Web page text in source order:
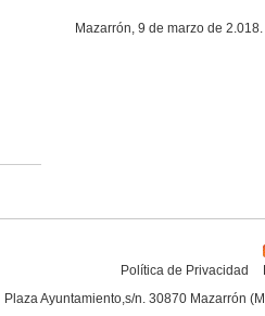
Mazarrón, 9 de marzo de 2.018.
Política de Privacidad
Plaza Ayuntamiento,s/n. 30870 Mazarrón